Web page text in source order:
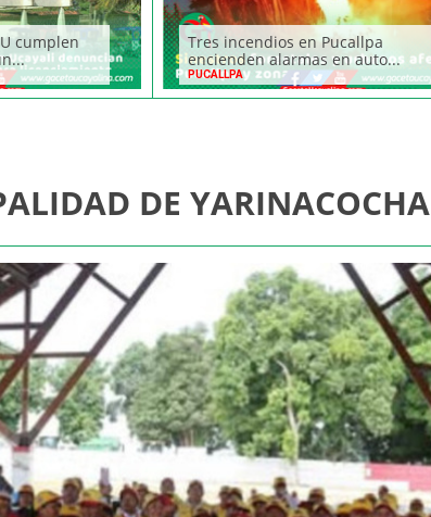
cumplen
Tres incendios en Pucallpa
encienden alarmas en auto...
PUCALLPA
DE YARINACOCHA